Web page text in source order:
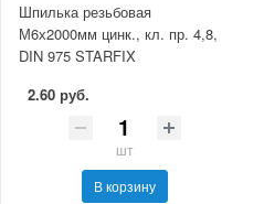
Шпилька резьбовая
М6х2000мм цинк., кл. пр. 4,8,
DIN 975 STARFIX
2.60 руб.
шт
В корзину